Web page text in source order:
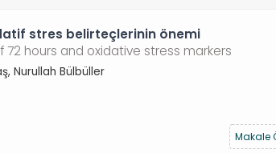
stres belirteçlerinin önemi
hours and oxidative stress markers
Nurullah Bülbüller
Makale